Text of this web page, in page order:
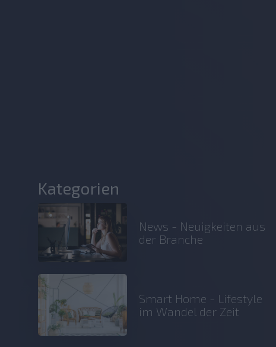
Kategorien
News - Neuigkeiten aus
der Branche
Smart Home - Lifestyle
im Wandel der Zeit